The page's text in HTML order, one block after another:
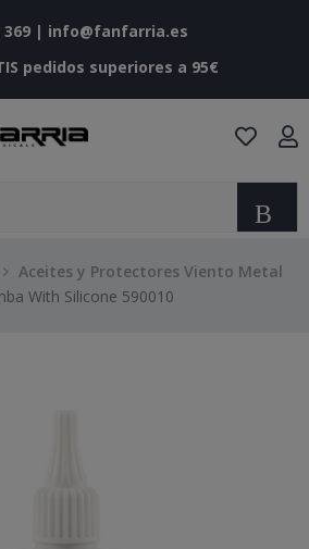
369| info@fanfarria.es
pedidos superiores a 95€
Aceites y Protectores Viento Metal
With Silicone 590010